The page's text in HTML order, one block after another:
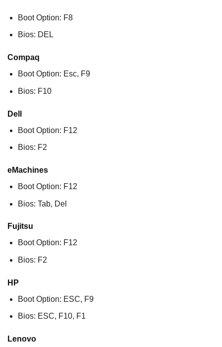
Boot Option: F8
Bios: DEL
Compaq
Boot Option: Esc, F9
Bios: F10
Dell
Boot Option: F12
Bios: F2
eMachines
Boot Option: F12
Bios: Tab, Del
Fujitsu
Boot Option: F12
Bios: F2
HP
Boot Option: ESC, F9
Bios: ESC, F10, F1
Lenovo